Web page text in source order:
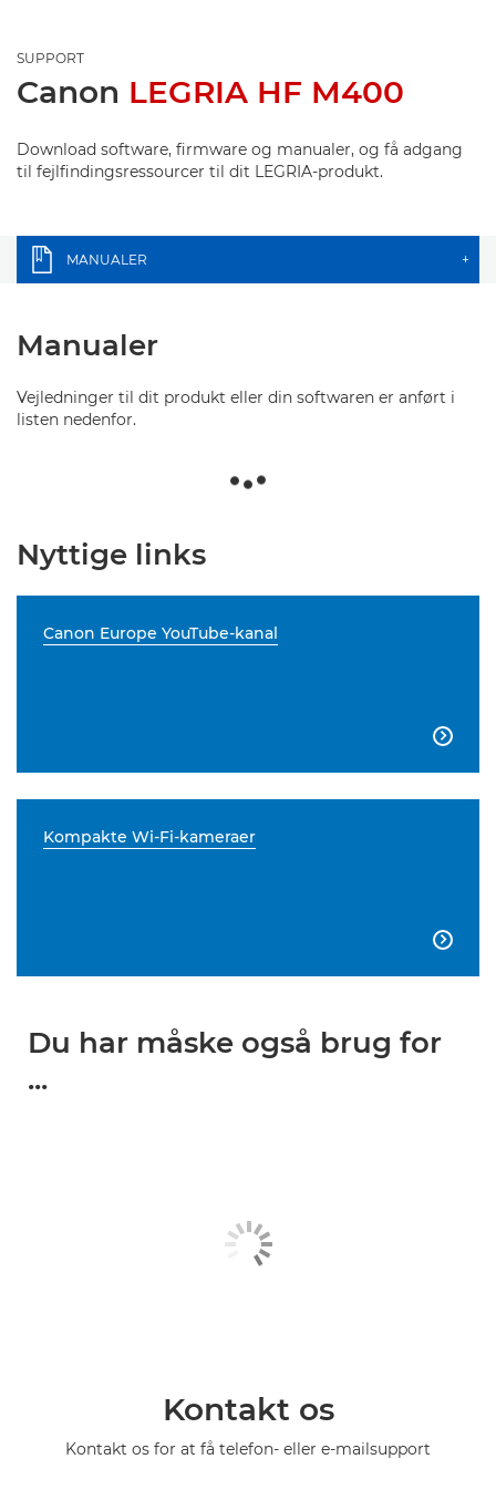
SUPPORT
Canon LEGRIA HF M400
Download software, firmware og manualer, og få adgang
til fejlfindingsressourcer til dit LEGRIA-produkt.
MANUALER +
Manualer
Vejledninger til dit produkt eller din softwaren er anført i
listen nedenfor.
Nyttige links
Canon Europe YouTube-kanal

Kompakte Wi-Fi-kameraer

Du har måske også brug for
...
Kontakt os
Kontakt os for at få telefon- eller e-mailsupport